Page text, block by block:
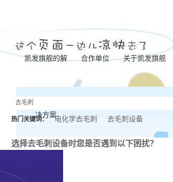
凯发旗舰的解
决方案
合作单位 关于凯发旗舰
凯发旗舰的简介
营业执照
联系凯发旗舰
热门关键词： 电化学去毛刺 去毛刺设备
选择去毛刺设备时您是否遇到以下困扰？